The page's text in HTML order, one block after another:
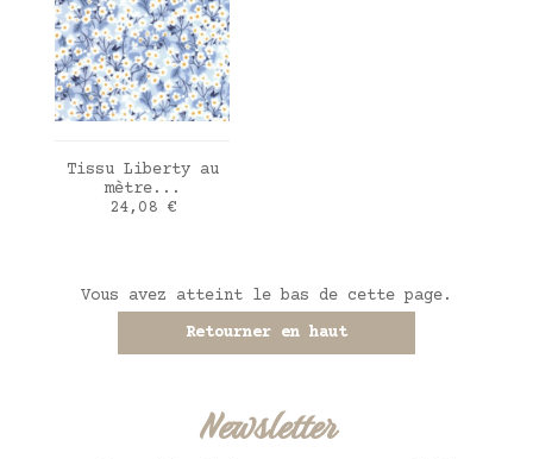
AJOUTER AU PANIER
Tissu Liberty au
mètre...
Prix
24,08 €
Vous avez atteint le bas de cette page.
Retourner en haut
Newsletter